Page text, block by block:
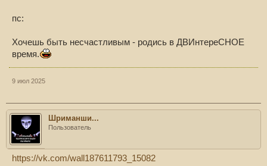
пс:
Хочешь быть несчастливым - родись в ДВИнтереСНОЕ
время.
9 июл 2025
Шриманши...
Пользователь
https://vk.com/wall187611793_15082